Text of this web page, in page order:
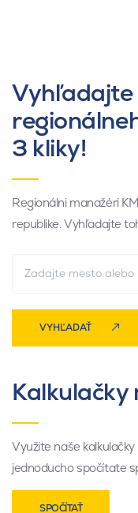
Vyhľadajte
3 kliky!
Regionálni manažéri
republike. Vyhľadajte
VYHĽADAŤ
Využite naše
jednoducho spočítate
SPOČÍTAŤ